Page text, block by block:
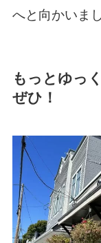
へと向かいまし
もっとゆっ
ぜひ！